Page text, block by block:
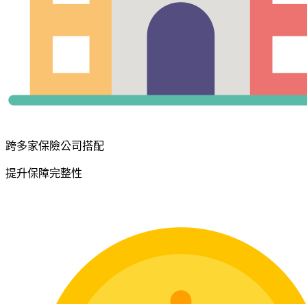
跨多家保險公司搭配
提升保障完整性